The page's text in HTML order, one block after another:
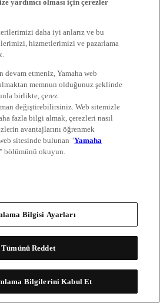
yardımcı olması için çerezler
daha iyi anlarız ve bu
hizmetlerimizi ve pazarlama
devam etmeniz, Yamaha web
memnun olduğunuz şeklinde
birlikte, çerez
değiştirebilirsiniz. Web sitemizle
fazla bilgi almak, çerezleri nasıl
avantajlarını öğrenmek
sitesinde bulunan "Yamaha
" bölümünü okuyun.
Bilgisi Ayarları
Tümünü Reddet
Bilgilerini Kabul Et